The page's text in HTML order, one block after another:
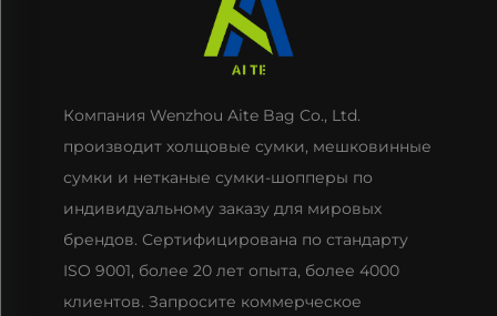
Компания Wenzhou Aite Bag Co., Ltd.
производит холщовые сумки, мешковинные
сумки и нетканые сумки-шопперы по
индивидуальному заказу для мировых
брендов. Сертифицирована по стандарту
ISO 9001, более 20 лет опыта, более 4000
клиентов. Запросите коммерческое